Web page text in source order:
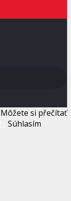
si přečítať
Súhlasím